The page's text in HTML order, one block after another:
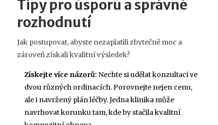
Tipy pro úsporu a správné
rozhodnutí
Jak postupovat, abyste nezaplatili zbytečně moc a
zároveň získali kvalitní výsledek?
Získejte více názorů: Nechte si udělat konzultaci ve
dvou různých ordinacích. Porovnejte nejen cenu,
ale i navržený plán léčby. Jedna klinika může
navrhovat korunku tam, kde by stačila kvalitní